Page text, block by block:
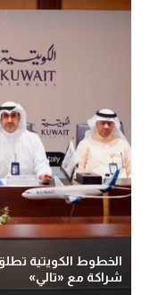
الخطوط الكويتية
شراكة مع «تالي»